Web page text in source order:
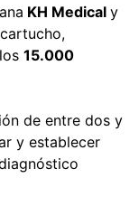
KH Medical y
15.000
de entre dos y
y establecer